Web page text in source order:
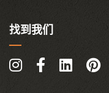
找到我们